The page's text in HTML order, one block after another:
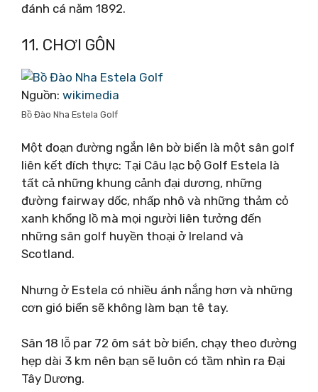
đánh cá năm 1892.
11. CHƠI GÔN
Nguồn: wikimedia
Bồ Đào Nha Estela Golf
Một đoạn đường ngắn lên bờ biển là một sân golf
liên kết đích thực: Tại Câu lạc bộ Golf Estela là
tất cả những khung cảnh đại dương, những
đường fairway dốc, nhấp nhô và những thảm cỏ
xanh khổng lồ mà mọi người liên tưởng đến
những sân golf huyền thoại ở Ireland và
Scotland.
Nhưng ở Estela có nhiều ánh nắng hơn và những
cơn gió biển sẽ không làm bạn tê tay.
Sân 18 lỗ par 72 ôm sát bờ biển, chạy theo đường
hẹp dài 3 km nên bạn sẽ luôn có tầm nhìn ra Đại
Tây Dương.